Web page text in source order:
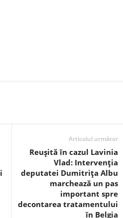
Articolul următor
Reușită în cazul Lavinia
Vlad: Intervenția
deputatei Dumitrița Albu
marchează un pas
important spre
decontarea tratamentului
în Belgia